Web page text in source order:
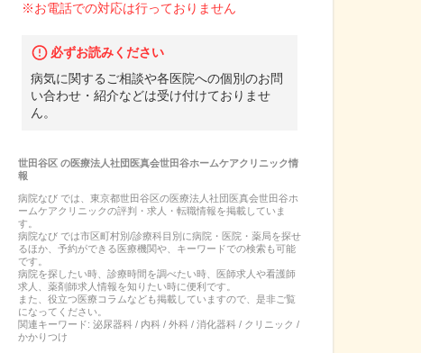
※お電話での対応は行っておりません
必ずお読みください
病気に関するご相談や各医院への個別のお問
い合わせ・紹介などは受け付けておりませ
ん。
世田谷区の医療法人社団医真会世田谷ホームケアクリニック情
報
病院なび では、 東京都世田谷区の医療法人社団医真会世田谷ホ
ームケアクリニックの評判・求人・転職情報を掲載していま
す。
病院なび では市区町村別/診療科目別に病院・医院・薬局を探せ
るほか、予約ができる医療機関や、キーワードでの検索も可能
です。
病院を探したい時、診療時間を調べたい時、医師求人や看護師
求人、薬剤師求人情報を知りたい時に便利です。
また、役立つ医療コラムなども掲載していますので、是非ご覧
になってください。
関連キーワード: 泌尿器科 / 内科 / 外科 / 消化器科 / クリニック /
かかりつけ